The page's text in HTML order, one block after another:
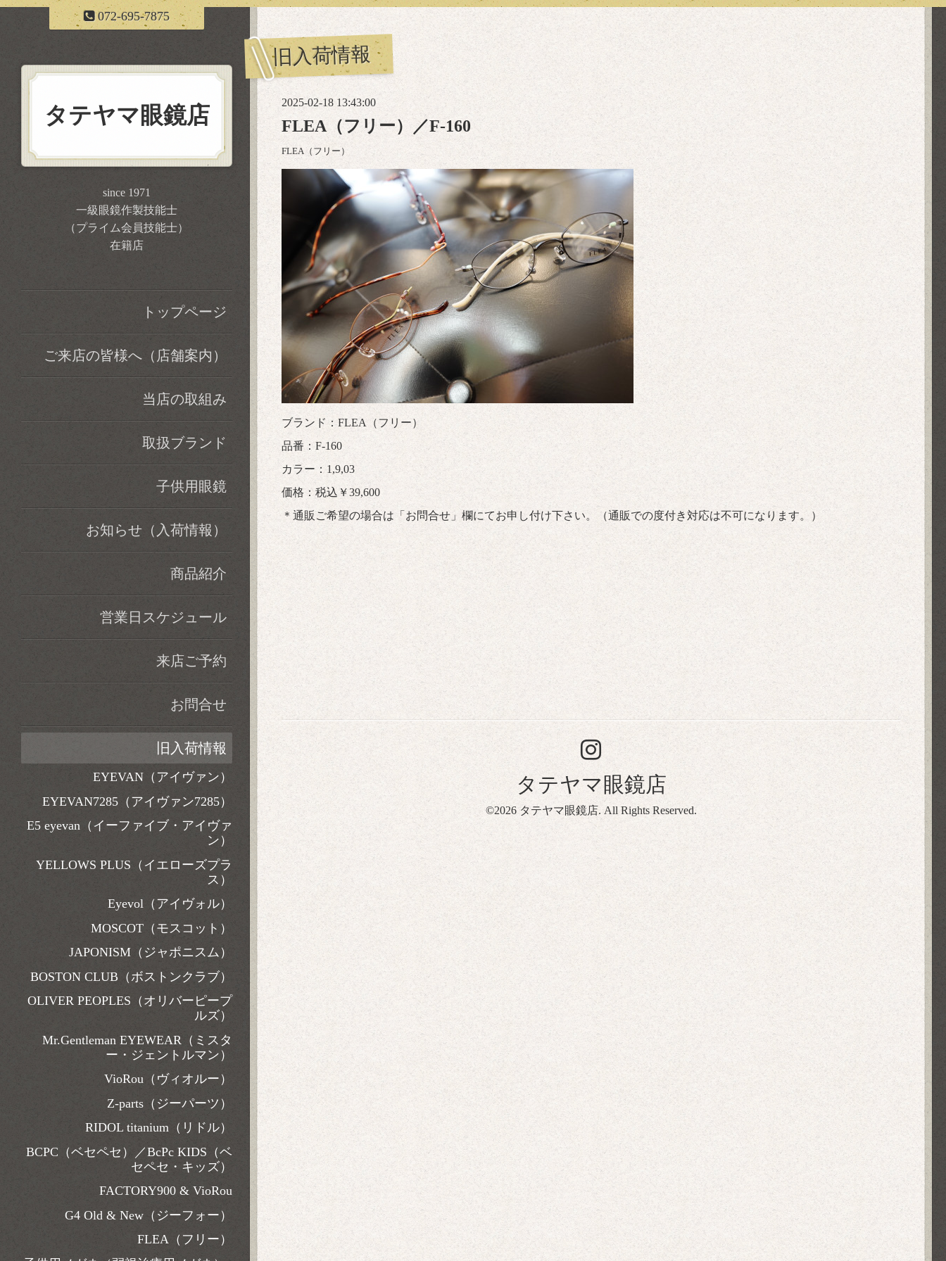
072-695-7875
旧入荷情報
2025-02-18 13:43:00
FLEA（フリー）／F-160
FLEA（フリー）
ブランド：FLEA（フリー）
品番：F-160
カラー：1,9,03
価格：税込￥39,600
＊通販ご希望の場合は「 お問合せ 」欄にてお申し付け下さい。（通販での度付き対応は不可になります。）
タテヤマ眼鏡店
©2026 タテヤマ眼鏡店. All Rights Reserved.
タテヤマ眼鏡店
since 1971
一級眼鏡作製技能士
（プライム会員技能士）
在籍店
トップページ
ご来店の皆様へ（店舗案内）
当店の取組み
取扱ブランド
子供用眼鏡
お知らせ（入荷情報）
商品紹介
営業日スケジュール
来店ご予約
お問合せ
旧入荷情報
EYEVAN（アイヴァン）
EYEVAN7285（アイヴァン7285）
E5 eyevan（イーファイブ・アイヴァ
ン）
YELLOWS PLUS（イエローズプラ
ス）
Eyevol（アイヴォル）
MOSCOT（モスコット）
JAPONISM（ジャポニスム）
BOSTON CLUB（ボストンクラブ）
OLIVER PEOPLES（オリバーピープ
ルズ）
Mr.Gentleman EYEWEAR（ミスタ
ー・ジェントルマン）
VioRou（ヴィオルー）
Z-parts（ジーパーツ）
RIDOL titanium（リドル）
BCPC（ベセペセ）／BcPc KIDS（ベ
セペセ・キッズ）
FACTORY900 & VioRou
G4 Old & New（ジーフォー）
FLEA（フリー）